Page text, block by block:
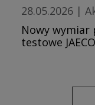
28.05.2026 |
Nowy wymiar
testowe